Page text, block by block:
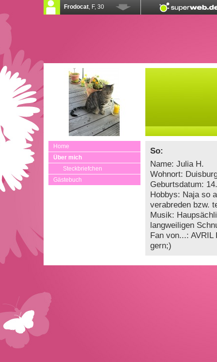
Home
Über mich
Steckbriefchen
Gästebuch
So:
Name: Julia H.
Wohnort:
Geburtsdatum:
Hobbys: Naja so
verabreden bzw.
Musik:
langweiligen
Fan von...:
gern;)